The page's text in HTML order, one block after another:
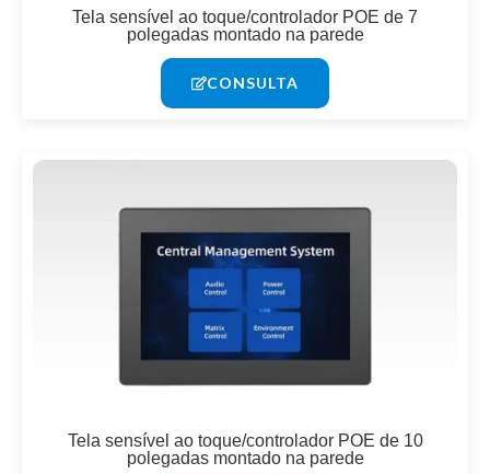
Tela sensível ao toque/controlador POE de 7
polegadas montado na parede
CONSULTA
Tela sensível ao toque/controlador POE de 10
polegadas montado na parede